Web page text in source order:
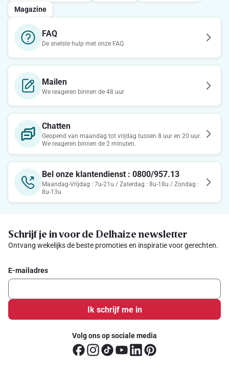
Magazine
FAQ
De snelste hulp met onze FAQ
Mailen
We reageren binnen de 48 uur
Chatten
Geopend van maandag tot vrijdag tussen 8 uur en 20 uur.
We reageren binnen de 2 minuten.
Bel onze klantendienst : 0800/957.13
Maandag-Vrijdag : 7u-21u / Zaterdag : 8u-18u / Zondag :
8u-13u
Schrijf je in voor de Delhaize newsletter
Ontvang wekelijks de beste promoties en inspiratie voor gerechten.
E-mailadres
Ik schrijf me in
Volg ons op sociale media